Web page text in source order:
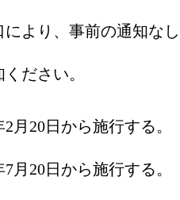
より、事前の通知な
ださい。
月20日から施行する。
月20日から施行する。